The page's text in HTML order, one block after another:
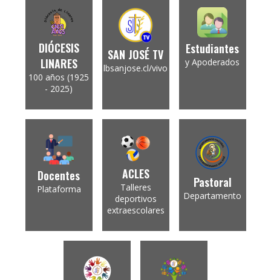
DIÓCESIS
LINARES
100 años (1925
- 2025)
SAN JOSÉ TV
lbsanjose.cl/vivo
Estudiantes
y Apoderados
Docentes
Plataforma
ACLES
Talleres
deportivos
extraescolares
Pastoral
Departamento